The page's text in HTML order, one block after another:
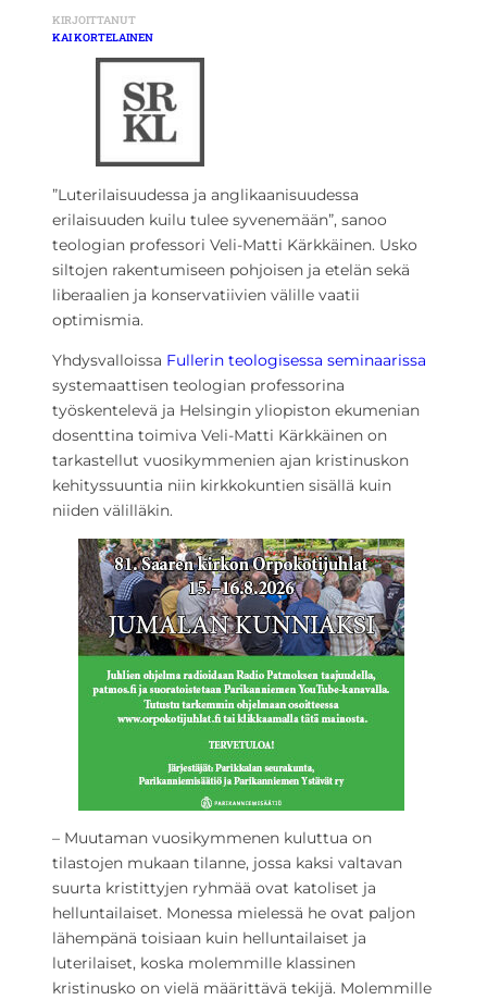
KIRJOITTANUT
KAI KORTELAINEN
”Luterilaisuudessa ja anglikaanisuudessa
erilaisuuden kuilu tulee syvenemään”, sanoo
teologian professori Veli-Matti Kärkkäinen. Usko
siltojen rakentumiseen pohjoisen ja etelän sekä
liberaalien ja konservatiivien välille vaatii
optimismia.
Yhdysvalloissa Fullerin teologisessa seminaarissa
systemaattisen teologian professorina
työskentelevä ja Helsingin yliopiston ekumenian
dosenttina toimiva Veli-Matti Kärkkäinen on
tarkastellut vuosikymmenien ajan kristinuskon
kehityssuuntia niin kirkkokuntien sisällä kuin
niiden välilläkin.
– Muutaman vuosikymmenen kuluttua on
tilastojen mukaan tilanne, jossa kaksi valtavan
suurta kristittyjen ryhmää ovat katoliset ja
helluntailaiset. Monessa mielessä he ovat paljon
lähempänä toisiaan kuin helluntailaiset ja
luterilaiset, koska molemmille klassinen
kristinusko on vielä määrittävä tekijä. Molemmille